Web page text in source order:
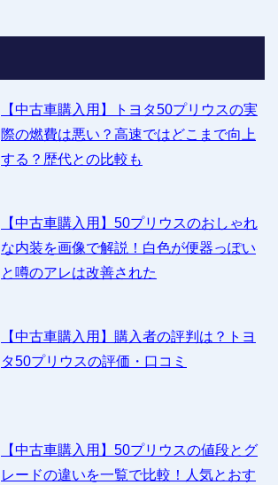
【中古車購入用】トヨタ50プリウスの実
際の燃費は悪い？高速ではどこまで向上
する？歴代との比較も
【中古車購入用】50プリウスのおしゃれ
な内装を画像で解説！白色が便器っぽい
と噂のアレは改善された
【中古車購入用】購入者の評判は？トヨ
タ50プリウスの評価・口コミ
【中古車購入用】50プリウスの値段とグ
レードの違いを一覧で比較！人気とおす